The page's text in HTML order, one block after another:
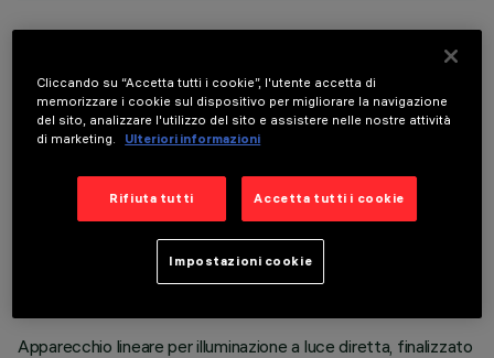
DATI TECNICI
Apparecchio lineare per illuminazione a luce diretta, finalizzato
Cliccando su “Accetta tutti i cookie”, l'utente accetta di
memorizzare i cookie sul dispositivo per migliorare la navigazione
del sito, analizzare l'utilizzo del sito e assistere nelle nostre attività
di marketing.
Ulteriori informazioni
Rifiuta tutti Accetta tutti i cookie
Impostazioni cookie